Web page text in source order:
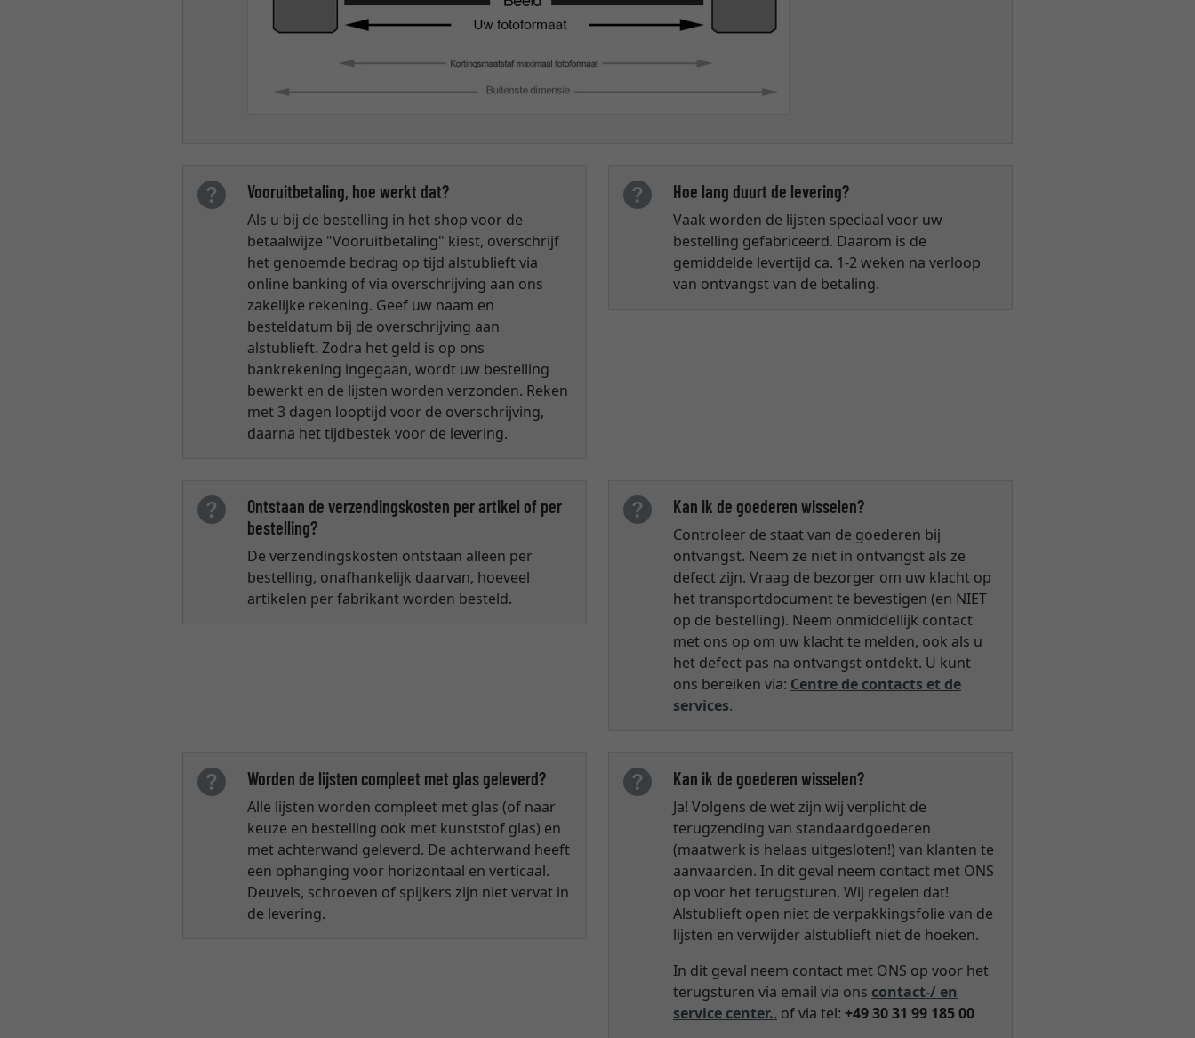
Vooruitbetaling, hoe werkt dat?
Als u bij de bestelling in het shop voor de
betaalwijze "Vooruitbetaling" kiest, overschrijf
het genoemde bedrag op tijd alstublieft via
online banking of via overschrijving aan ons
zakelijke rekening. Geef uw naam en
besteldatum bij de overschrijving aan
alstublieft. Zodra het geld is op ons
bankrekening ingegaan, wordt uw bestelling
bewerkt en de lijsten worden verzonden. Reken
met 3 dagen looptijd voor de overschrijving,
daarna het tijdbestek voor de levering.
Hoe lang duurt de levering?
Vaak worden de lijsten speciaal voor uw
bestelling gefabriceerd. Daarom is de
gemiddelde levertijd ca. 1-2 weken na verloop
van ontvangst van de betaling.
Ontstaan de verzendingskosten per artikel of per
bestelling?
De verzendingskosten ontstaan alleen per
bestelling, onafhankelijk daarvan, hoeveel
artikelen per fabrikant worden besteld.
Kan ik de goederen wisselen?
Controleer de staat van de goederen bij
ontvangst. Neem ze niet in ontvangst als ze
defect zijn. Vraag de bezorger om uw klacht op
het transportdocument te bevestigen (en NIET
op de bestelling). Neem onmiddellijk contact
met ons op om uw klacht te melden, ook als u
het defect pas na ontvangst ontdekt. U kunt
ons bereiken via: Centre de contacts et de
services.
Worden de lijsten compleet met glas geleverd?
Alle lijsten worden compleet met glas (of naar
keuze en bestelling ook met kunststof glas) en
met achterwand geleverd. De achterwand heeft
een ophanging voor horizontaal en verticaal.
Deuvels, schroeven of spijkers zijn niet vervat in
de levering.
Kan ik de goederen wisselen?
Ja! Volgens de wet zijn wij verplicht de
terugzending van standaardgoederen
(maatwerk is helaas uitgesloten!) van klanten te
aanvaarden. In dit geval neem contact met ONS
op voor het terugsturen. Wij regelen dat!
Alstublieft open niet de verpakkingsfolie van de
lijsten en verwijder alstublieft niet de hoeken.
In dit geval neem contact met ONS op voor het
terugsturen via email via ons contact-/ en
service center.. of via tel: +49 30 31 99 185 00